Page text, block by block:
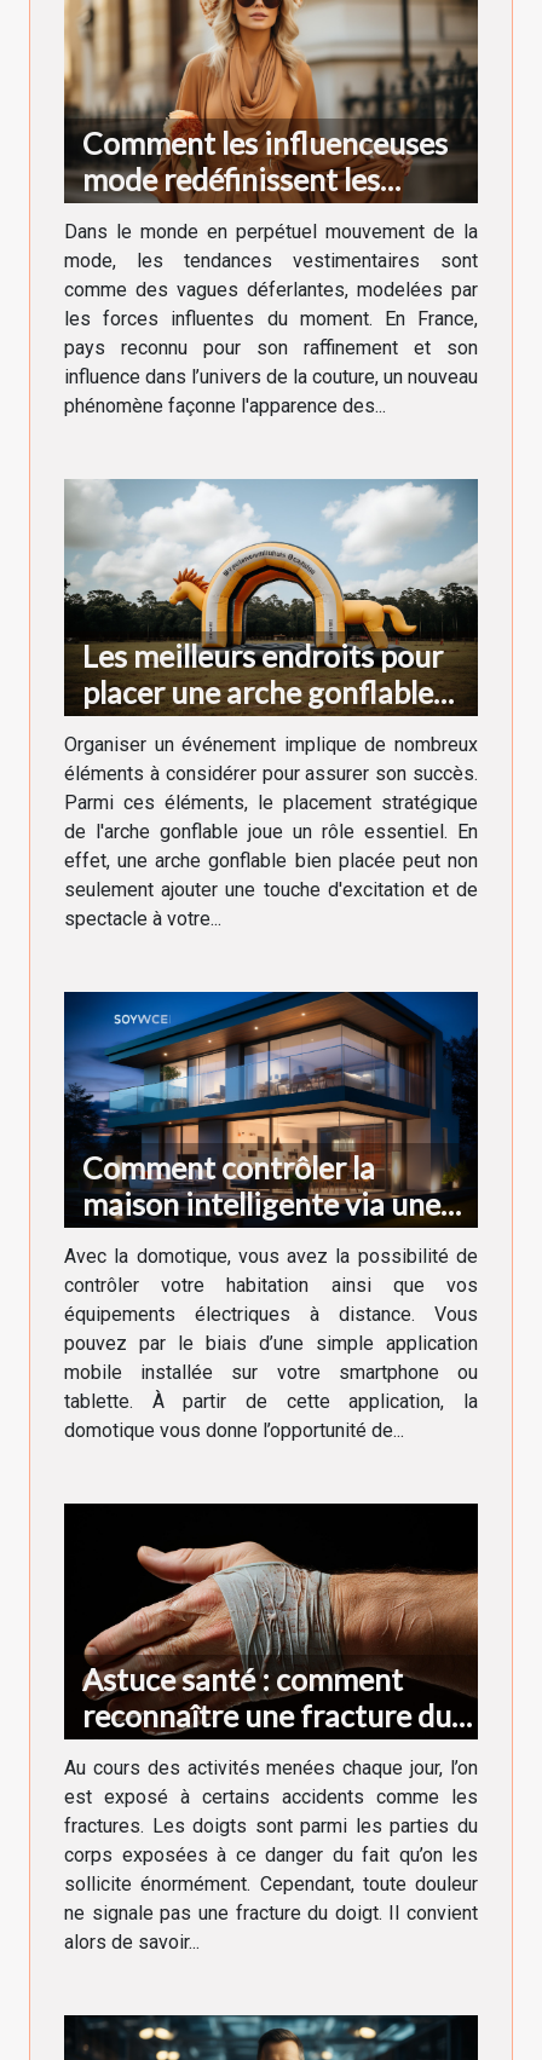
Comment les influenceuses
mode redéfinissent les
tendances vestimentaires en
France
Dans le monde en perpétuel mouvement de la
mode, les tendances vestimentaires sont
comme des vagues déferlantes, modelées par
les forces influentes du moment. En France,
pays reconnu pour son raffinement et son
influence dans l’univers de la couture, un nouveau
phénomène façonne l'apparence des...
Les meilleurs endroits pour
placer une arche gonflable
lors d'un événement
Organiser un événement implique de nombreux
éléments à considérer pour assurer son succès.
Parmi ces éléments, le placement stratégique
de l'arche gonflable joue un rôle essentiel. En
effet, une arche gonflable bien placée peut non
seulement ajouter une touche d'excitation et de
spectacle à votre...
Comment contrôler la
maison intelligente via une
application ?
Avec la domotique, vous avez la possibilité de
contrôler votre habitation ainsi que vos
équipements électriques à distance. Vous
pouvez par le biais d’une simple application
mobile installée sur votre smartphone ou
tablette. À partir de cette application, la
domotique vous donne l’opportunité de...
Astuce santé : comment
reconnaître une fracture du
doigt ?
Au cours des activités menées chaque jour, l’on
est exposé à certains accidents comme les
fractures. Les doigts sont parmi les parties du
corps exposées à ce danger du fait qu’on les
sollicite énormément. Cependant, toute douleur
ne signale pas une fracture du doigt. Il convient
alors de savoir...